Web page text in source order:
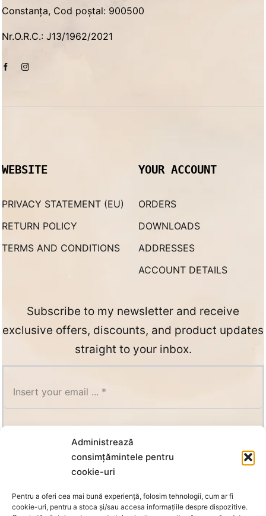
Administrează
consimțămintele pentru
cookie-uri
Pentru a oferi cea mai bună experiență, folosim tehnologii, cum ar fi
cookie-uri, pentru a stoca și/sau accesa informațiile despre dispozitive.
Constanța, Cod poștal: 900500
Nr.O.R.C.: J13/1962/2021
WEBSITE
PRIVACY STATEMENT (EU)
RETURN POLICY
TERMS AND CONDITIONS
YOUR ACCOUNT
ORDERS
DOWNLOADS
ADDRESSES
ACCOUNT DETAILS
Subscribe to my newsletter and receive
exclusive offers, discounts, and product updates
straight to your inbox.
SUBSCRIBE